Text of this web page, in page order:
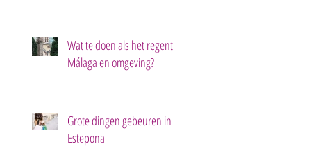
Wat te doen als het regent in
Málaga en omgeving?
Grote dingen gebeuren in
Estepona